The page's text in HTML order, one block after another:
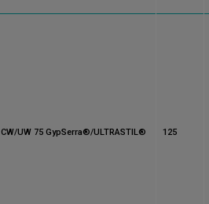
CW/UW 75 GypSerra®/ULTRASTIL® 125